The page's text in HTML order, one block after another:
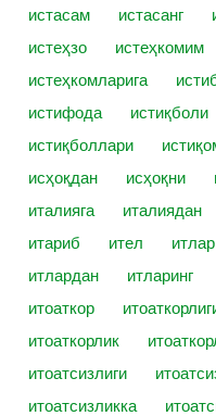
истасам истасанг
истеҳзо
истеҳкомим
истеҳкомларига
истифода
истиқболи
истиқболлари
исҳоқдан
исҳоқни
италияга
италиядан
итариб
ител итлар
итлардан
итларинг
итоаткор
итоаткорлик
итоатсизлиги
итоатсизликка